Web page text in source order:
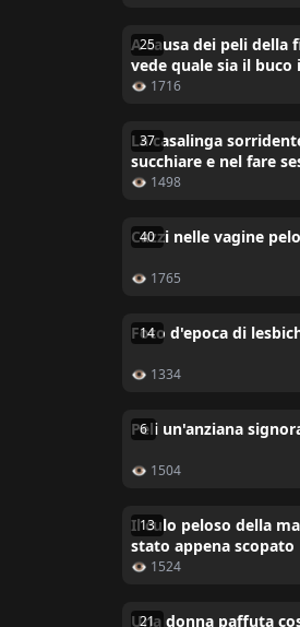
25
A causa dei peli della
vede quale sia il buco
ragazza rossa viene
👁 1716
37
La casalinga
succhiare e nel fare
👁 1498
40
Cazzi nelle vagine
👁 1765
14
Foto d'epoca di
👁 1334
6
Peli un'anziana
👁 1504
13
Il culo peloso della
stato appena scopato
👁 1524
21
Una donna paffuta